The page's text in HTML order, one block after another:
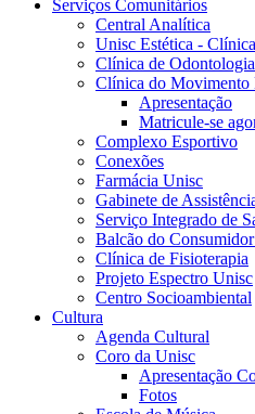
Serviços Comunitários
Central Analítica
Unisc Estética -
Clínica de Odontologia
Clínica do Movimento
Apresentação
Matricule-se
Complexo Esportivo
Conexões
Farmácia Unisc
Gabinete de
Serviço Integrado de
Balcão do
Clínica de Fisioterapia
Projeto Espectro Unisc
Centro Socioambiental
Cultura
Agenda Cultural
Coro da Unisc
Apresentação
Fotos